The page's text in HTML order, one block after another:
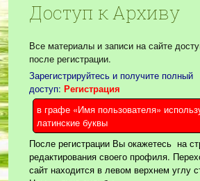
Доступ к Архиву
Все материалы и записи на сайте
после регистрации.
Зарегистрируйтесь и получите полный
доступ:Регистрация
в графе «Имя пользователя»
латинские буквы
После регистрации Вы окажетесь на
редактирования своего профиля.
сайт находится в левом верхнем углу